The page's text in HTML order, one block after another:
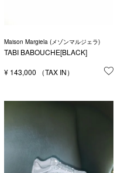
お気に入りに登録する
Maison Margiela (メゾンマルジェラ)
TABI BABOUCHE[BLACK]
¥ 143,000